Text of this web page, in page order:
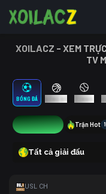
XOILACZ - XEM
TV
BÓNG ĐÁ BÓNG RỔ TENNIS
2 Trận Hot
Tất cả giải đấu